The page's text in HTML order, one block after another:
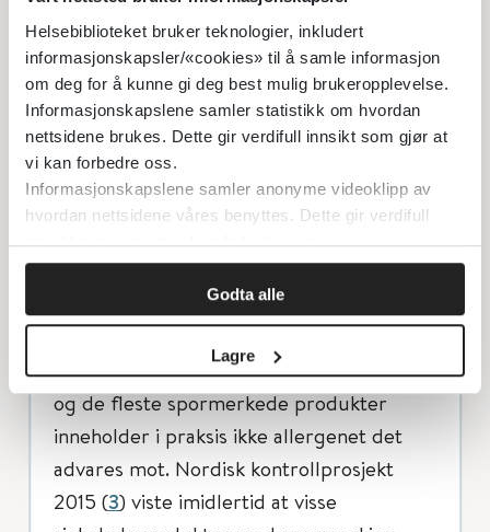
Helsebiblioteket bruker teknologier, inkludert
informasjonskapsler/«cookies» til å samle informasjon
om deg for å kunne gi deg best mulig brukeropplevelse.
Informasjonskapslene samler statistikk om hvordan
nettsidene brukes. Dette gir verdifull innsikt som gjør at
vi kan forbedre oss.
Informasjonskapslene samler anonyme videoklipp av
hvordan nettsidene våres benyttes. Dette gir verdifull
innsikt som gjør at vi kan forbedre oss.
Godta alle
Lagre
advarselsmerking skal brukes, og det blir
derfor sett på som en form for frivillig
advarselsmerking ( 2). Dette betyr at også
produkter som ikke er spormerket
utilsiktet kan inneholde allergener.
Spormerking sier ikke noe om mengden
allergen. Mattilsynet anser at
serveringsbransjen ikke bør bruke
Spormerking brukes i omfattende grad,
og de fleste spormerkede produkter
inneholder i praksis ikke allergenet det
advares mot. Nordisk kontrollprosjekt
2015 (3) viste imidlertid at visse